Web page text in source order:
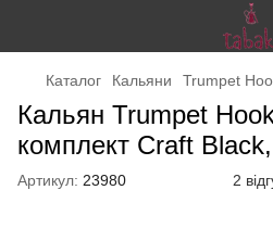
Каталог Кальяни Trumpet
Кальян Trumpet
комплект Craft
Артикул: 23980 2